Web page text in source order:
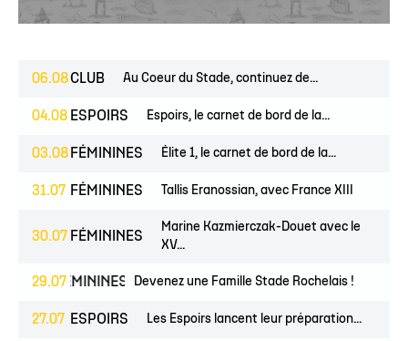
06.08CLUB Au Coeur du Stade, continuez de...
04.08 ESPOIRS Espoirs, le carnet de bord de la...
03.08 FÉMININES Élite 1, le carnet de bord de la...
31.07 FÉMININES Tallis Eranossian, avec France XIII
30.07 FÉMININES
Marine Kazmierczak-Douet avec le
XV...
29.07
FÉMININES CLUBDevenez une Famille Stade Rochelais !
27.07 ESPOIRS Les Espoirs lancent leur préparation...